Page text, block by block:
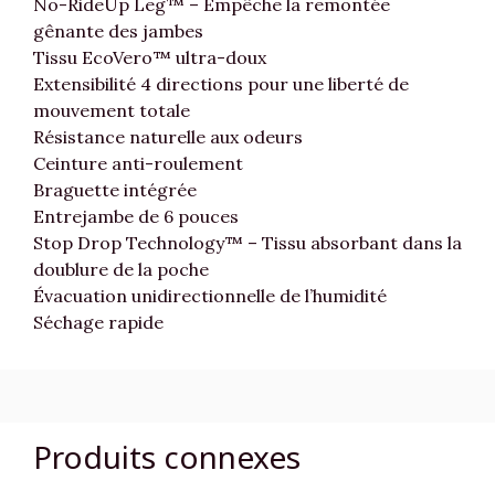
No-RideUp Leg™ – Empêche la remontée
gênante des jambes
Tissu EcoVero™ ultra-doux
Extensibilité 4 directions pour une liberté de
mouvement totale
Résistance naturelle aux odeurs
Ceinture anti-roulement
Braguette intégrée
Entrejambe de 6 pouces
Stop Drop Technology™ – Tissu absorbant dans la
doublure de la poche
Évacuation unidirectionnelle de l’humidité
Séchage rapide
Produits connexes